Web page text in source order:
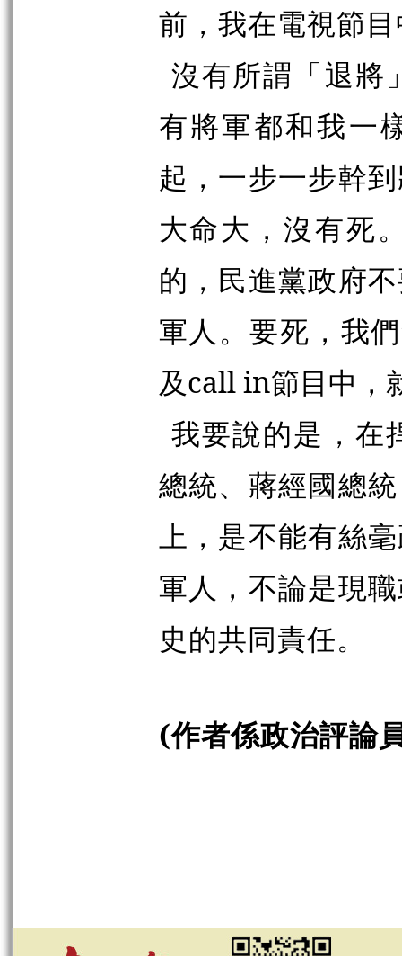
前，我在電視節
沒有所謂「退將
有將軍都和我一
起，一步一步幹
大命大，沒有死
的，民進黨政府
軍人。要死，我
及call in節目中，
我要說的是，在
總統、蔣經國總
上，是不能有絲
軍人，不論是現
史的共同責任。
(作者係政治評論